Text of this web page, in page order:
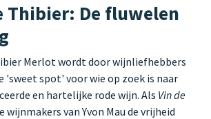
Thibier: De fluwelen
Merlot wordt door wijnliefhebbers
'sweet spot' voor wie op zoek is naar
en hartelijke rode wijn. Als Vin de
wijnmakers van Yvon Mau de vrijheid